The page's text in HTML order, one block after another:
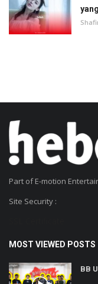
Part of E-motion
Site Security :
MOST VIEWED POSTS
BB